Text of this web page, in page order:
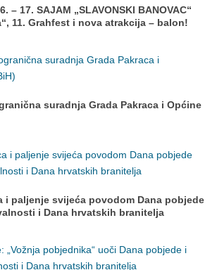
– 17. SAJAM „SLAVONSKI BANOVAC“
11. Grahfest i nova atrakcija – balon!
suradnja Grada Pakraca i Općine
i paljenje svijeća povodom Dana pobjede
i Dana hrvatskih branitelja